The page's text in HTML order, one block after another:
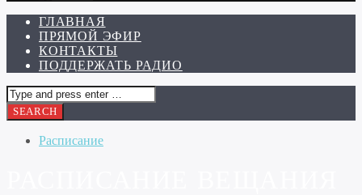
ГЛАВНАЯ
ПРЯМОЙ ЭФИР
КОНТАКТЫ
ПОДДЕРЖАТЬ РАДИО
Расписание